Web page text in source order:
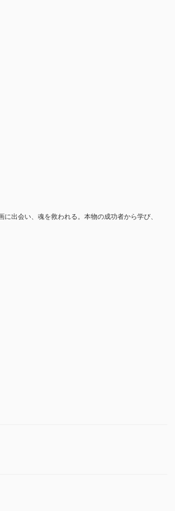
出会い、魂を救われる。本物の成功者から学び、